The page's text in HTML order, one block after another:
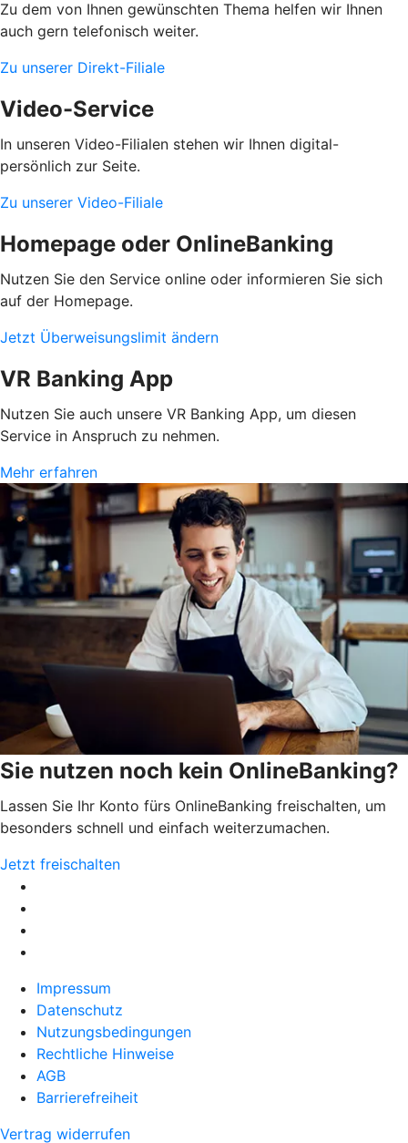
Zu dem von Ihnen gewünschten Thema helfen wir Ihnen
auch gern telefonisch weiter.
Zu unserer Direkt-Filiale
Video-Service
In unseren Video-Filialen stehen wir Ihnen digital-
persönlich zur Seite.
Zu unserer Video-Filiale
Homepage oder OnlineBanking
Nutzen Sie den Service online oder informieren Sie sich
auf der Homepage.
Jetzt Überweisungslimit ändern
VR Banking App
Nutzen Sie auch unsere VR Banking App, um diesen
Service in Anspruch zu nehmen.
Mehr erfahren
Sie nutzen noch kein OnlineBanking?
Lassen Sie Ihr Konto fürs OnlineBanking freischalten, um
besonders schnell und einfach weiterzumachen.
Jetzt freischalten
Impressum
Datenschutz
Nutzungsbedingungen
Rechtliche Hinweise
AGB
Barrierefreiheit
Vertrag widerrufen